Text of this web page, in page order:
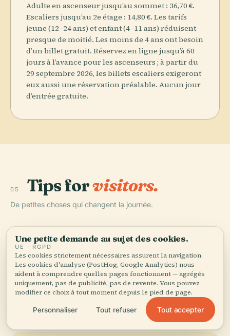
Adulte en ascenseur jusqu’au sommet : 36,70 €.
Escaliers jusqu’au 2e étage : 14,80 €. Les tarifs
jeune (12–24 ans) et enfant (4–11 ans) réduisent
presque de moitié. Les moins de 4 ans ont besoin
d’un billet gratuit. Réservez en ligne jusqu’à 60
jours à l’avance pour les ascenseurs ; à partir du
29 septembre 2026, les billets escaliers exigeront
eux aussi une réservation préalable. Aucun jour
d’entrée gratuite.
05 Tips forvisitors.
De petites choses qui changent la journée.
Dites bonjour d’abord
À Paris, toute interaction commence par « Bonjour
Madame » ou « Bonjour Monsieur ». Faire l’impasse
dessus passe pour de l’impolitesse et vous vaudra
un accueil glacial. Ce seul mot change tout — du
contrôle des billets au comptoir du café.
Une petite demande au sujet des cookies.
UE · RGPD
Les cookies strictement nécessaires assurent la navigation.
Les cookies d'analyse (PostHog, Google Analytics) nous
aident à comprendre quelles pages fonctionnent — agrégés
uniquement, pas de publicité, pas de revente. Vous pouvez
modifier ce choix à tout moment depuis le pied de page.
Personnaliser Tout refuser Tout accepter